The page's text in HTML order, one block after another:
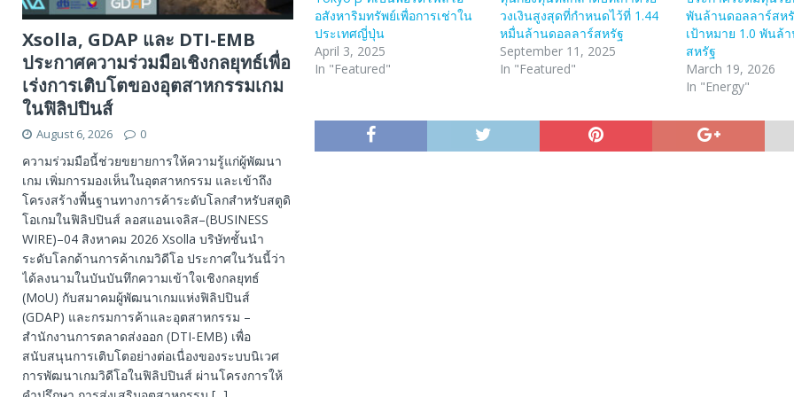
อสังหาริมทรัพย์เพื่อการเช่าใน
ประเทศญี่ปุ่น
April 3, 2025
In "Featured"
วงเงินสูงสุดที่กำหนดไว้ที่ 1.44
หมื่นล้านดอลลาร์สหรัฐ
September 11, 2025
In "Featured"
พันล้านดอลลาร์สห
เป้าหมาย 1.0 พันล้
สหรัฐ
March 19, 2026
In "Energy"
Xsolla, GDAP และ DTI-EMB
ประกาศความร่วมมือเชิงกลยุทธ์เพื่อ
เร่งการเติบโตของอุตสาหกรรมเกม
ในฟิลิปปินส์
August 6, 2026 0
ความร่วมมือนี้ช่วยขยายการให้ความรู้แก่ผู้พัฒนา
เกม เพิ่มการมองเห็นในอุตสาหกรรม และเข้าถึง
โครงสร้างพื้นฐานทางการค้าระดับโลกสำหรับสตูดิ
โอเกมในฟิลิปปินส์ ลอสแอนเจลิส–(BUSINESS
WIRE)–04 สิงหาคม 2026 Xsolla บริษัทชั้นนำ
ระดับโลกด้านการค้าเกมวิดีโอ ประกาศในวันนี้ว่า
ได้ลงนามในบันบันทึกความเข้าใจเชิงกลยุทธ์
(MoU) กับสมาคมผู้พัฒนาเกมแห่งฟิลิปปินส์
(GDAP) และกรมการค้าและอุตสาหกรรม –
สำนักงานการตลาดส่งออก (DTI-EMB) เพื่อ
สนับสนุนการเติบโตอย่างต่อเนื่องของระบบนิเวศ
การพัฒนาเกมวิดีโอในฟิลิปปินส์ ผ่านโครงการให้